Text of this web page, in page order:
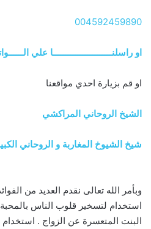
004592459890
او راسلنــــــــــــــــــــــــا علي
او قم بزيارة احدي مواقعنا
الشيخ الروحاني المراكشي
شيخ الشيوخ المغاربة و الروحاني
وبأمر الله تعالى نقدم العديد من
استخدام لتسخير قلوب الناس